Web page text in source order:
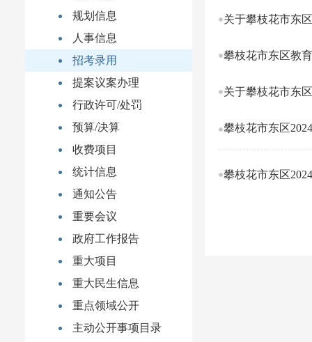
规划信息
人事信息
招考录用
提案议案办理
行政许可/处罚
预算/决算
收费项目
统计信息
通知公告
重要会议
政府工作报告
重大项目
重大民生信息
重点领域公开
主动公开事项目录
攀枝花市东区教
关于攀枝花市东
攀枝花市东区
攀枝花市东区